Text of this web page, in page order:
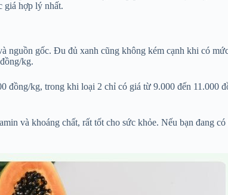
giá hợp lý nhất.
gốc. Đu đủ xanh cũng không kém cạnh khi có
kg.
kg, trong khi loại 2 chỉ có giá từ 9.000 đến 11.000
và khoáng chất, rất tốt cho sức khỏe. Nếu bạn đang có